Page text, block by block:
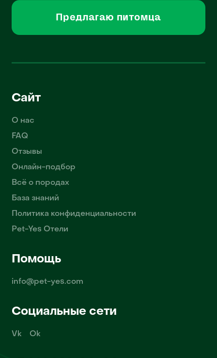
Предлагаю питомца
Сайт
О нас
FAQ
Отзывы
Онлайн-подбор
Всё о породах
База знаний
Политика конфиденциальности
Pet-Yes Отели
Помощь
info@pet-yes.com
Социальные сети
Vk Ok